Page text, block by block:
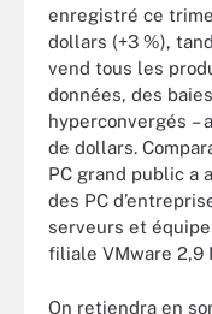
enregistré ce
dollars (+3 %),
vend tous les
données, des
hyperconvergés –
de dollars.
PC grand public a
des PC
serveurs et
filiale VMware 2,9
On retiendra en